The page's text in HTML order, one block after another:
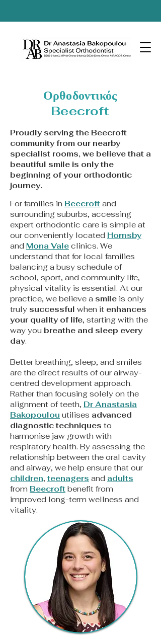
Ορθοδοντικός
Beecroft
Proudly serving the Beecroft
community from our nearby
specialist rooms, we believe that a
beautiful smile is only the
beginning of your orthodontic
journey.
For families in Beecroft and
surrounding suburbs, accessing
expert orthodontic care is simple at
our conveniently located Hornsby
and Mona Vale clinics. We
understand that for local families
balancing a busy schedule of
school, sport, and community life,
physical vitality is essential. At our
practice, we believe a smile is only
truly successful when it enhances
your quality of life, starting with the
way you breathe and sleep every
day.
Better breathing, sleep, and smiles
are the direct results of our airway-
centred development approach.
Rather than focusing solely on the
alignment of teeth, Dr Anastasia
Bakopoulou utilises advanced
diagnostic techniques to
harmonise jaw growth with
respiratory health. By assessing the
relationship between the oral cavity
and airway, we help ensure that our
children,teenagers and adults
from Beecroft benefit from
improved long-term wellness and
vitality.